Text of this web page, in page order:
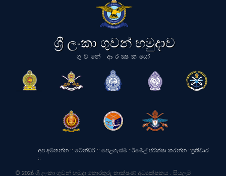
ශ්‍රී ලංකා ගුවන් හමුදාව
ගුවනේ ආරක්‍ෂකයෝ
අප අමතන්න :: ටෙන්ඩර් :: පෙළගැස්ම ::ඊමේල් පරීක්ෂා කරන්න ::ප්‍රතිචාර
::
© 2026 ශ්‍රී ලංකා ගුවන් හමුදා තොරතුරු තාක්ෂණ අධ්‍යක්ෂකය . සියලුම